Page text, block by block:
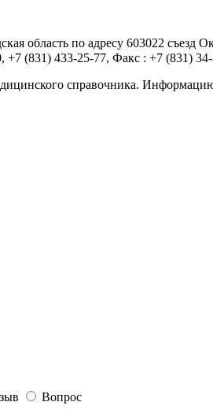
область по адресу 603022 съезд
(831) 433-25-77, Факс : +7 (831)
справочника.
Вопрос